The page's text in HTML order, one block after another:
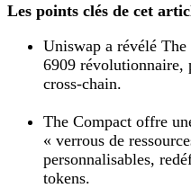
Les points clés de cet
Uniswap a révélé
6909 révolutionnaire,
cross-chain.
The Compact offre
« verrous de
personnalisables,
tokens.